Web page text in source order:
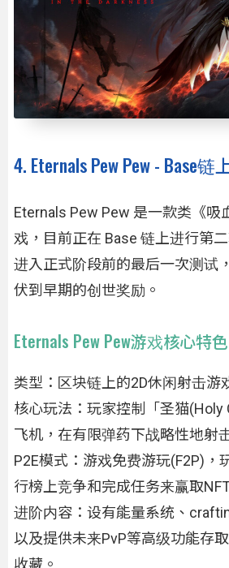
4. Eternals Pew Pew - Base
Eternals Pew Pew 是一款类《吸
戏，目前正在 Base 链上进行第
进入正式阶段前的最后一次测试
伏到早期的创世奖励。
Eternals Pew Pew游戏核心特色
类型：区块链上的2D休闲射击游
核心玩法：玩家控制「圣猫(Holy
飞机，在有限弹药下战略性地射
P2E模式：游戏免费游玩(F2P)，
行榜上竞争和完成任务来赢取
进阶内容：设有能量系统、
以及提供未来PvP等高级功能存
收藏。